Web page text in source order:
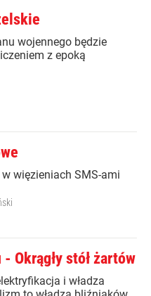
wojennego będzie
z epoką
więzieniach SMS-ami
Okrągły stół żartów
i władza